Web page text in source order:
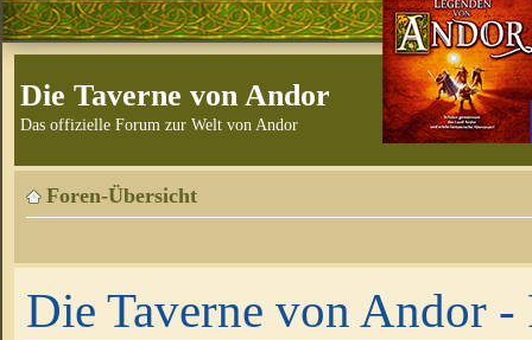
Die Taverne von Andor
Das offizielle Forum zur Welt von Andor
Foren-Übersicht
Die Taverne von Andor -